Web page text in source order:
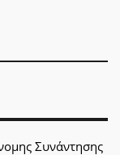
Συνάντησης